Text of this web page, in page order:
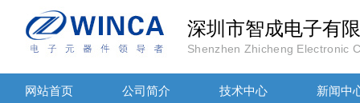
深圳市智成电子有
Shenzhen Zhicheng Electronic
网站首页 公司简介 技术中心 新闻中
TDK-EPCOS热敏电阻 B57351V5103H060